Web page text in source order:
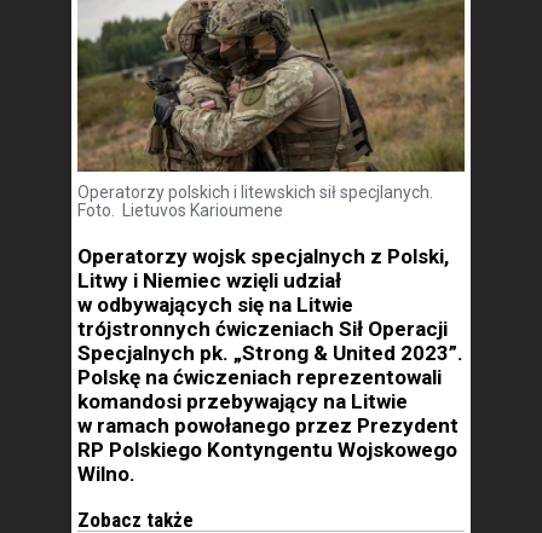
Operatorzy polskich i litewskich sił specjlanych.
Foto. Lietuvos Karioumene
Operatorzy wojsk specjalnych z Polski,
Litwy i Niemiec wzięli udział
w odbywających się na Litwie
trójstronnych ćwiczeniach Sił Operacji
Specjalnych pk. „Strong & United 2023”.
Polskę na ćwiczeniach reprezentowali
komandosi przebywający na Litwie
w ramach powołanego przez Prezydent
RP Polskiego Kontyngentu Wojskowego
Wilno.
Zobacz także